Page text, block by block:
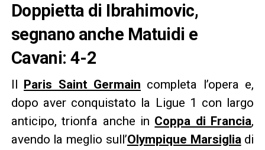
Doppietta di Ibrahimovic,
segnano anche Matuidi e
Cavani: 4-2
Paris Saint Germain completa l’opera e,
dopo aver conquistato la Ligue 1 con largo
anticipo, trionfa anche in Coppa di Francia,
avendo la meglio sull’Olympique Marsigliadi